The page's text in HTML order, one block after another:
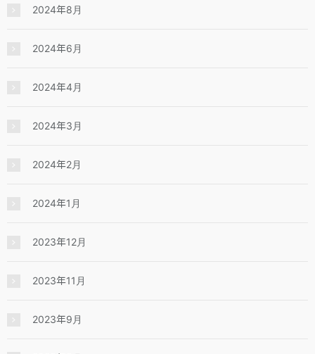
2024年8月
2024年6月
2024年4月
2024年3月
2024年2月
2024年1月
2023年12月
2023年11月
2023年9月